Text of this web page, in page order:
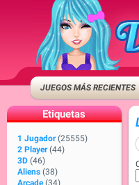
JUEGOS MÁS RECIENTES
Etiquetas
1 Jugador (25555)
2 Player (44)
3D (46)
Aliens (38)
Arcade (34)